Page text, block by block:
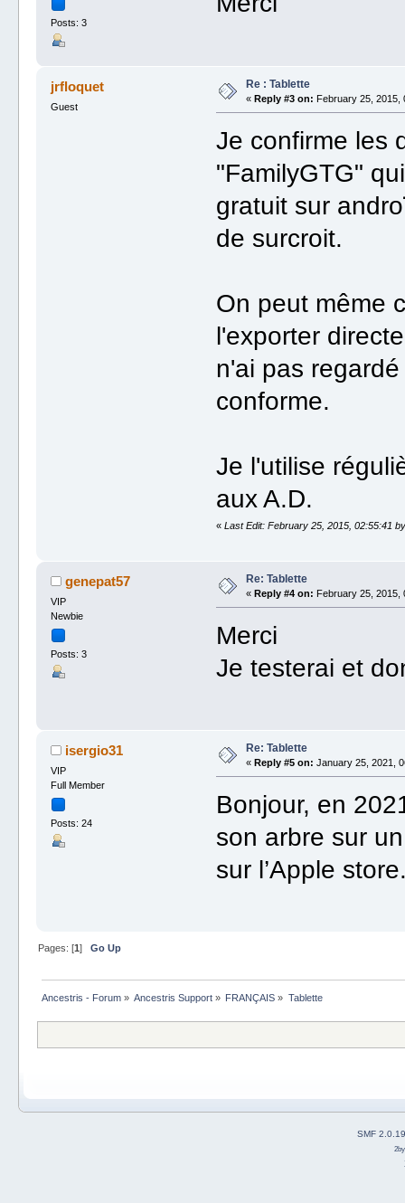
Posts: 3
jrfloquet
Guest
Re : Tablette
« Reply #3 on: February 25, 2015,
Je confirme les
"FamilyGTG"
gratuit sur
de surcroit.
On peut même
l'exporter
n'ai pas
conforme.
Je l'utilise
aux A.D.
«Last Edit: February 25, 2015, 02:55:41
genepat57
VIP
Newbie
Posts: 3
Re: Tablette
« Reply #4 on: February 25, 2015,
Merci
Je testerai et
isergio31
VIP
Full Member
Posts: 24
Re: Tablette
« Reply #5 on: January 25, 2021,
Bonjour, en
son arbre sur
sur l’Apple
Pages: [1] Go Up
Ancestris - Forum» Ancestris Support » FRANÇAIS » Tablette
SMF 2.0.19